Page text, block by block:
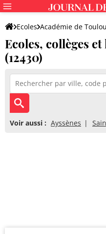
Ecoles Académie de
Ecoles, collèges
(12430)
Voir aussi : Ayssènes